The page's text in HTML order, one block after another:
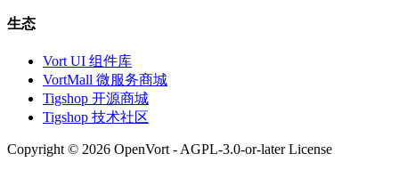
生态
Vort UI 组件库
VortMall 微服务商城
Tigshop 开源商城
Tigshop 技术社区
Copyright © 2026 OpenVort - AGPL-3.0-or-later License